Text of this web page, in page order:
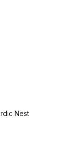
Nest